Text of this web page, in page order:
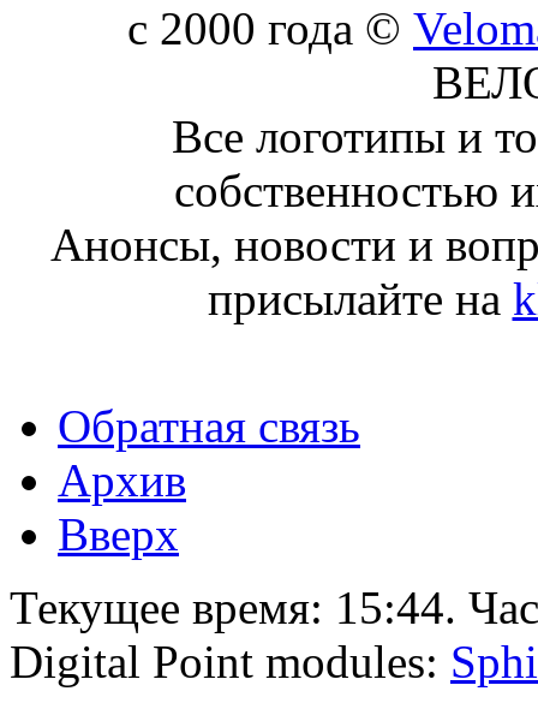
c 2000 года ©
Все логотипы и
собственностью
Анонсы, новости и
присылайте на
Обратная связь
Архив
Вверх
Текущее время: 15:44.
Digital Point modules: